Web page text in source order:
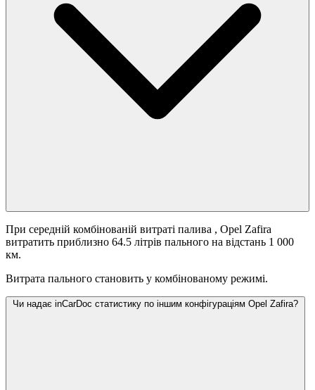
При середній комбінованій витраті палива , Opel Zafira
витратить приблизно 64.5 літрів пального на відстань 1 000
км.
Витрата пального становить у комбінованому режимі.
Чи надає inCarDoc статистику по іншим конфігураціям Opel Zafira?